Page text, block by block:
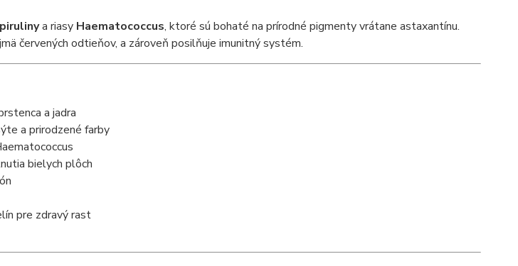
a riasy Haematococcus, ktoré sú bohaté na prírodné pigmenty vrátane astaxantínu.
červených odtieňov, a zároveň posilňuje imunitný systém.
a jadra
a prirodzené farby
bielych plôch
pre zdravý rast